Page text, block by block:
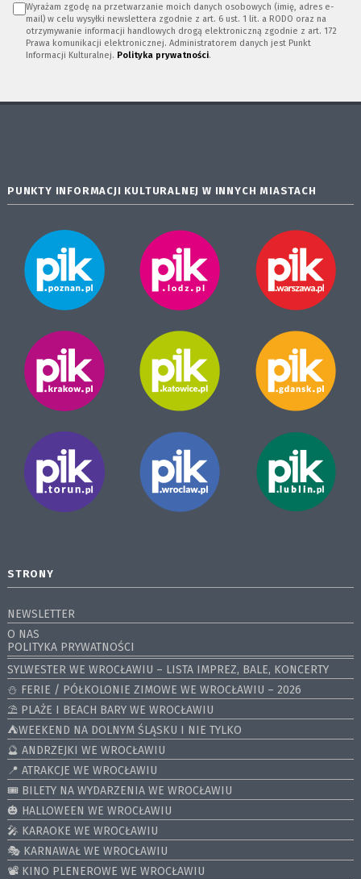
Wyrażam zgodę na przetwarzanie moich danych osobowych (imię, adres e-
mail) w celu wysyłki newslettera zgodnie z art. 6 ust. 1 lit. a RODO oraz na
otrzymywanie informacji handlowych drogą elektroniczną zgodnie z art. 172
Prawa komunikacji elektronicznej. Administratorem danych jest Punkt
Informacji Kulturalnej. Polityka prywatności.
PUNKTY INFORMACJI KULTURALNEJ W INNYCH MIASTACH
STRONY
NEWSLETTER
O NAS
POLITYKA PRYWATNOŚCI
SYLWESTER WE WROCŁAWIU – LISTA IMPREZ, BALE, KONCERTY
⛄️ FERIE / PÓŁKOLONIE ZIMOWE WE WROCŁAWIU – 2026
⛱️ PLAŻE I BEACH BARY WE WROCŁAWIU
⛺️WEEKEND NA DOLNYM ŚLĄSKU I NIE TYLKO
🔮 ANDRZEJKI WE WROCŁAWIU
📍 ATRAKCJE WE WROCŁAWIU
🎟️ BILETY NA WYDARZENIA WE WROCŁAWIU
🎃 HALLOWEEN WE WROCŁAWIU
🎤 KARAOKE WE WROCŁAWIU
🎭 KARNAWAŁ WE WROCŁAWIU
📽️ KINO PLENEROWE WE WROCŁAWIU